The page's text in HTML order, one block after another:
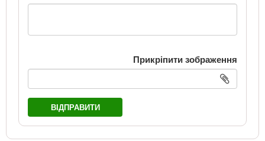
Прикріпити зображення
ВІДПРАВИТИ